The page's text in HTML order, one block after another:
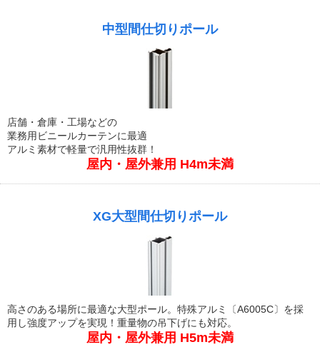
中型間仕切りポール
店舗・倉庫・工場などの
業務用ビニールカーテンに最適
アルミ素材で軽量で汎用性抜群！
屋内・屋外兼用 H4m未満
XG大型間仕切りポール
高さのある場所に最適な大型ポール。特殊アルミ〔A6005C〕を採
用し強度アップを実現！重量物の吊下げにも対応。
屋内・屋外兼用 H5m未満